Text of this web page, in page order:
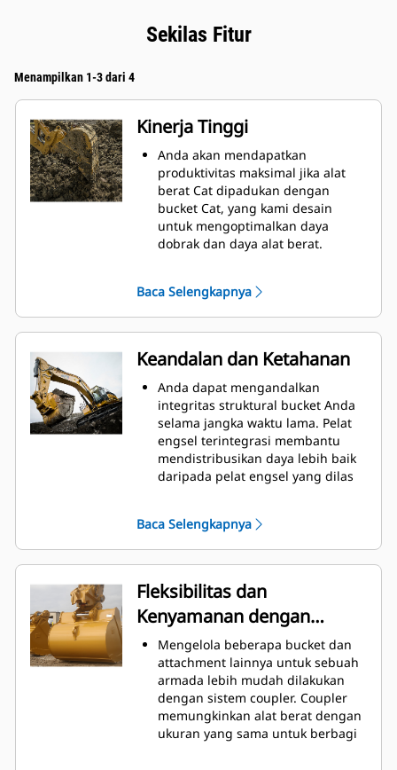
Sekilas Fitur
Menampilkan 1-3 dari 4
Kinerja Tinggi
Anda akan mendapatkan
produktivitas maksimal jika alat
berat Cat dipadukan dengan
bucket Cat, yang kami desain
untuk mengoptimalkan daya
dobrak dan daya alat berat.
bucket. Jarak bebas heel
tambahan memastikan bagian
bawah bucket tidak menyeret
sehingga mengurangi biaya
perawatan.
Konsumsi bahan bakar mencapai
puncaknya selama penggalian.
Bucket Cat didesain untuk
memotong material dengan cepat
untuk meningkatkan keseluruhan
efisiensi operasi alat berat.
bucket dan sidebar menjaga
sebagian besar material berada di
dalam bucket untuk setiap
pemuatan.
Baca Selengkapnya
Keandalan dan Ketahanan
Anda dapat mengandalkan
integritas struktural bucket Anda
selama jangka waktu lama. Pelat
engsel terintegrasi membantu
mendistribusikan daya lebih baik
daripada pelat engsel yang dilas
terutama di area keausan
berlebih.
Lindungi area keausan tinggi pada
bucket yang paling banyak
mengenai material dengan
Peralatan Pengolah Tanah (GET,
Ground Engaging Tools) Cat.
Dapatkan produksi yang lebih
tinggi dalam aplikasi berat,
penetrasi yang lebih mudah ke
tumpukan, dan waktu siklus yang
lebih cepat dengan GET Cat®
Advansys™
Baca Selengkapnya
Fleksibilitas dan
Kenyamanan dengan
Coupler
Mengelola beberapa bucket dan
attachment lainnya untuk sebuah
armada lebih mudah dilakukan
dengan sistem coupler. Coupler
memungkinkan alat berat dengan
ukuran yang sama untuk berbagi